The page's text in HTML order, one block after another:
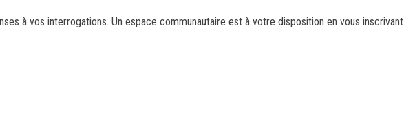
à vos interrogations. Un espace communautaire est à votre disposition en vous inscrivant